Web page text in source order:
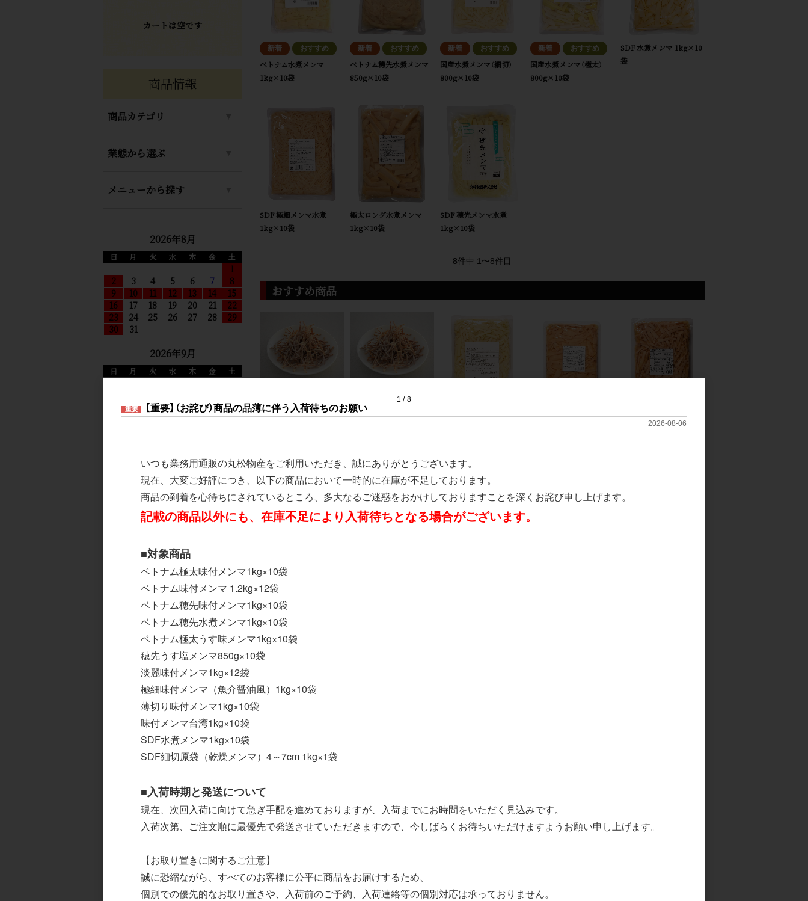
ベトナム水煮メンマ
1kg×10袋
ベトナム穂先水煮メンマ
850g×10袋
国産水煮メンマ（細切）
800g×10袋
国産水煮メンマ（極太）
800g×10袋
SDF 水煮メンマ 1kg×10
袋
SDF 極細メンマ水煮
1kg×10袋
極太ロング水煮メンマ
1kg×10袋
SDF 穂先メンマ水煮
1kg×10袋
8件中 1〜8件目
おすすめ商品
7cm 20kg×1袋
8cm 20kg×1袋
国産味付メンマ（穂先）
カートは空です
商品情報
商品カテゴリ
業態から選ぶ
メニューから探す
2026年8月
日 月 火 水 木 金 土
1
2
3 4 5 6 7
8
9
10 11 12 13 14
15
16
17 18 19 20 21
22
23
24 25 26 27 28
29
30
31
2026年9月
日 月 火 水 木 金 土
14 15 16 17 18
19
21 22 23 24 25
26
1 8
重要 【重要】（お詫び）商品の品薄に伴う入荷待ちのお願い
2026-08-06
いつも業務用通販の丸松物産をご利用いただき、誠にありがとうございます。
現在、大変ご好評につき、以下の商品において一時的に在庫が不足しております。
商品の到着を心待ちにされているところ、多大なるご迷惑をおかけしておりますことを深くお詫び申し上げます。
記載の商品以外にも、在庫不足により入荷待ちとなる場合がございます。
■対象商品
ベトナム極太味付メンマ1kg×10袋
ベトナム味付メンマ 1.2kg×12袋
ベトナム穂先味付メンマ1kg×10袋
ベトナム穂先水煮メンマ1kg×10袋
ベトナム極太うす味メンマ1kg×10袋
穂先うす塩メンマ850g×10袋
淡麗味付メンマ1kg×12袋
極細味付メンマ（魚介醤油風）1kg×10袋
薄切り味付メンマ1kg×10袋
味付メンマ台湾1kg×10袋
SDF水煮メンマ1kg×10袋
SDF細切原袋（乾燥メンマ）4～7cm 1kg×1袋
■入荷時期と発送について
現在、次回入荷に向けて急ぎ手配を進めておりますが、入荷までにお時間をいただく見込みです。
入荷次第、ご注文順に最優先で発送させていただきますので、今しばらくお待ちいただけますようお願い申し上げます。
【お取り置きに関するご注意】
誠に恐縮ながら、すべてのお客様に公平に商品をお届けするため、
個別での優先的なお取り置きや、入荷前のご予約、入荷連絡等の個別対応は承っておりません。